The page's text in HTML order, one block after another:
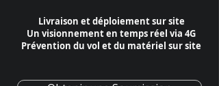
Livraison et déploiement sur site
Un visionnement en temps réel via 4G
Prévention du vol et du matériel sur site